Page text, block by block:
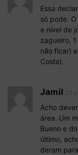
Essa
só pode.
e nível de
zagueiro,
não ficar)
Costa).
Jamil
Acho
área. Um
Bueno e
último,
deram